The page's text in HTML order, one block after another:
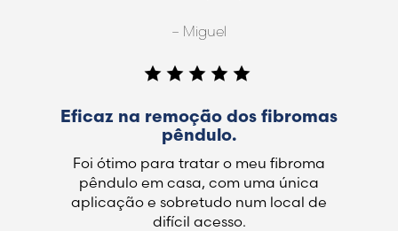
– Miguel
Eficaz na remoção dos fibromas
pêndulo.
Foi ótimo para tratar o meu fibroma
pêndulo em casa, com uma única
aplicação e sobretudo num local de
difícil acesso.